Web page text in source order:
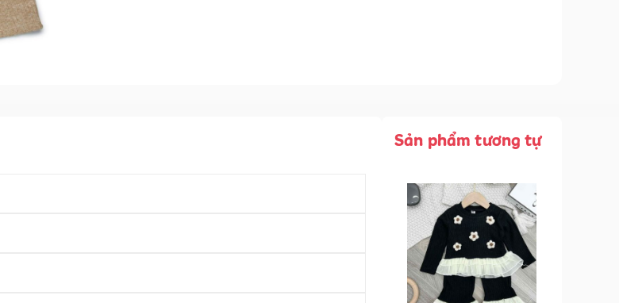
Sản phẩm tương tự